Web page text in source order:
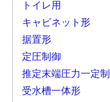
トイレ用
キャビネット形
据置形
定圧制御
推定末端圧力一定
受水槽一体形